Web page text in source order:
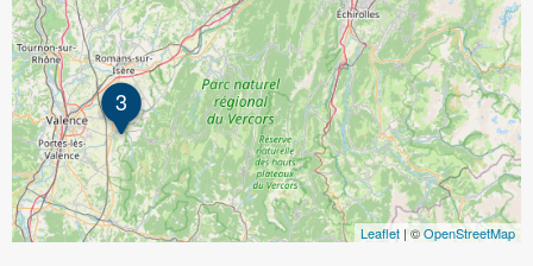
3
Leaflet | ©OpenStreetMap